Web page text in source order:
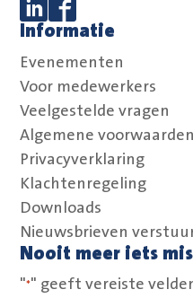
Volg ons op
Volg ons op
Informatie
Evenementen
Voor medewerkers
Veelgestelde vragen
Algemene
Privacyverklaring
Klachtenregeling
Downloads
Nieuwsbrieven
Nooit meer iets
"*" geeft vereiste